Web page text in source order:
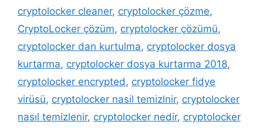
cryptolocker cleaner, cryptolocker çözme,
CryptoLocker çözüm, cryptolocker çözümü,
cryptolocker dan kurtulma, cryptolocker dosya
kurtarma, cryptolocker dosya kurtarma 2018,
cryptolocker encrypted, cryptolocker fidye
virüsü, cryptolocker nasil temizlnir, cryptolocker
nasıl temizlenir, cryptolocker nedir, cryptolocker